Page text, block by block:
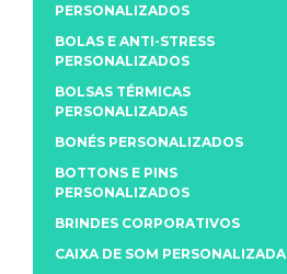
PERSONALIZADOS
BOLAS E ANTI-STRESS
PERSONALIZADOS
BOLSAS TÉRMICAS
PERSONALIZADAS
BONÉS PERSONALIZADOS
BOTTONS E PINS
PERSONALIZADOS
BRINDES CORPORATIVOS
CAIXA DE SOM PERSONALIZADA